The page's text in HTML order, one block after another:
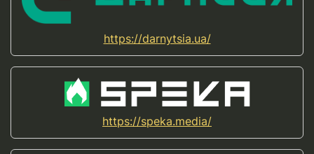
https://darnytsia.ua/
https://speka.media/